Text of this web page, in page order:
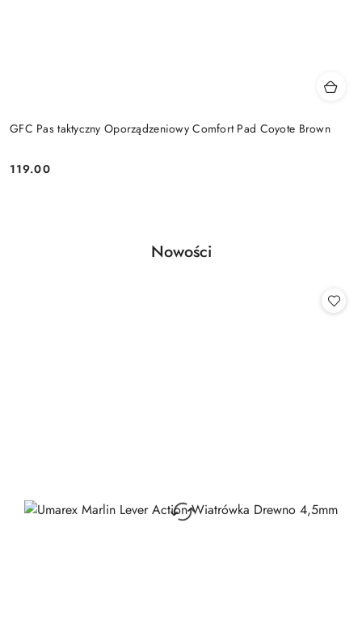
GFC Pas taktyczny Oporządzeniowy Comfort Pad Coyote Brown
Cena:
119.00
Pomiń karuzelę produktów
Produkty
Nowości